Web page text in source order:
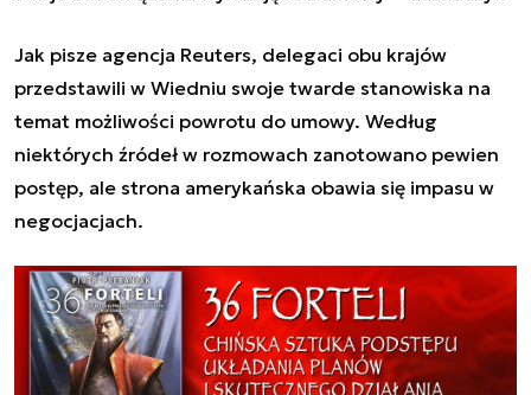
Jak pisze agencja Reuters, delegaci obu krajów
przedstawili w Wiedniu swoje twarde stanowiska na
temat możliwości powrotu do umowy. Według
niektórych źródeł w rozmowach zanotowano pewien
postęp, ale strona amerykańska obawia się impasu w
negocjacjach.